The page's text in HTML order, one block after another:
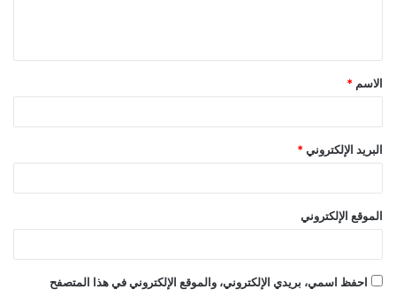
ق
*
الاسم *
البريد الإلكتروني *
الموقع الإلكتروني
احفظ اسمي، بريدي الإلكتروني، والموقع الإلكتروني في هذا المتصفح